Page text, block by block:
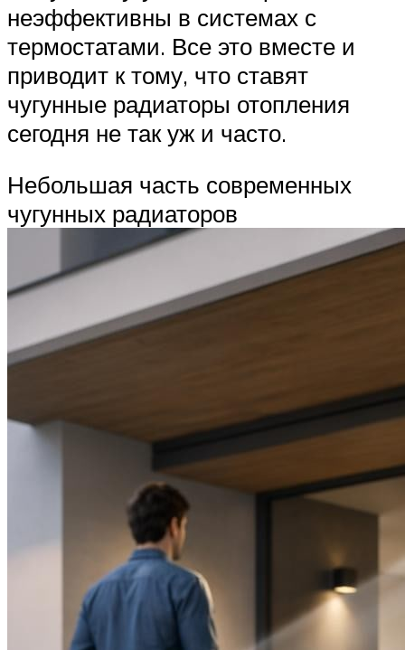
неэффективны в системах с
термостатами. Все это вместе и
приводит к тому, что ставят
чугунные радиаторы отопления
сегодня не так уж и часто.
Небольшая часть современных
чугунных радиаторов